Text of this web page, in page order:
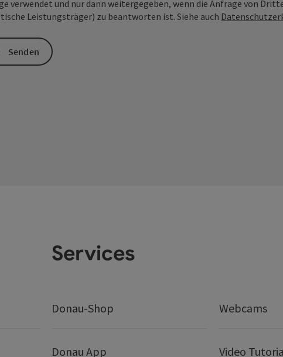
verwendet und nur dann weitergegeben, wenn die Anfrage von
Leistungsträger) zu beantworten ist. Siehe auch
Senden
Services
Donau-Shop Webcams
Donau App Video